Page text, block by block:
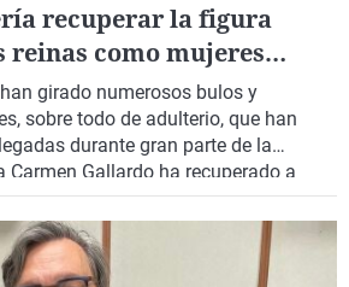
recuperar la figura
reinas como mujeres
en la historia de
girado numerosos bulos y
sobre todo de adulterio, que han
durante gran parte de la
Carmen Gallardo ha recuperado a
“Reinas infieles: 12 mujeres que se
implacable”. Mujeres que